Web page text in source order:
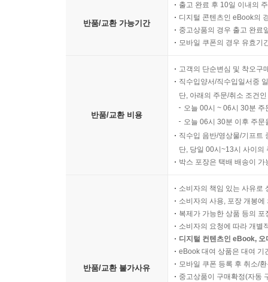
반품/교환 가능기간
출고 완료 후 10일 이내의
디지털 콘텐츠인 eBook의
중고상품의 경우 출고 완료
모바일 쿠폰의 경우 유효기
반품/교환 비용
고객의 단순변심 및 착오구
직수입양서/직수입일서중
단, 아래의 주문/취소 조건
오늘 00시 ~ 06시 30분
오늘 06시 30분 이후 주
직수입 음반/영상물/기프트
단, 당일 00시~13시 사이의
박스 포장은 택배 배송이
반품/교환 불가사유
소비자의 책임 있는 사유로
소비자의 사용, 포장 개봉
복제가 가능한 상품 등의
소비자의 요청에 따라 개별
디지털 컨텐츠인 eBook,
eBook 대여 상품은 대여 기
모바일 쿠폰 등록 후 취소/
중고상품이 구매확정(자동